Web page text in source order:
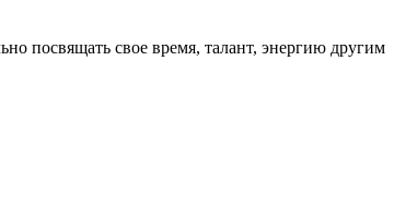
посвящать свое время, талант, энергию другим